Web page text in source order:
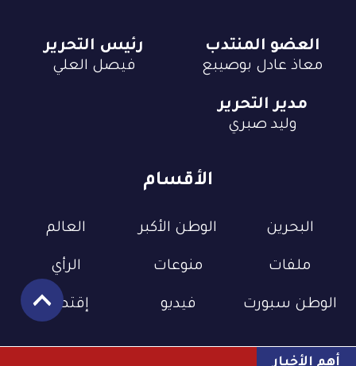
أهم الأخبار
الأقسام
البحرين الوطن الأكبر العالم
ملفات منوعات الرأي
الوطن سبورت فيديو إقتصاد
العضو المنتدب
معاذ عادل بوصيبع
رئيس التحرير
فيصل العلي
مدير التحرير
وليد صبري